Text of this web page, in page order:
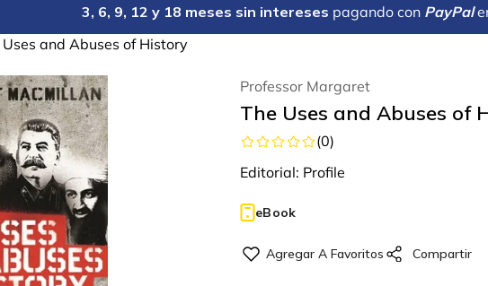
3, 6, 9, 12 y 18 meses sin intereses pagando con PayPal
Uses and Abuses of History
Professor Margaret
The Uses and Abuses of
(0)
Editorial: Profile
eBook